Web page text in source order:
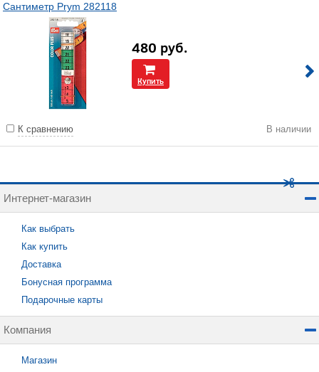
Сантиметр Prym 282118
480 руб.
Купить
К сравнению В наличии
Интернет-магазин
Как выбрать
Как купить
Доставка
Бонусная программа
Подарочные карты
Компания
Магазин